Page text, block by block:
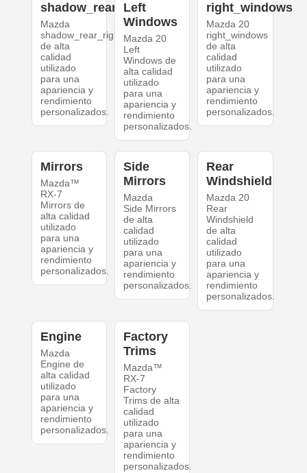
shadow_rear_right
Mazda
shadow_rear_right
de alta
calidad
utilizado
para una
apariencia y
rendimiento
personalizados.
Left
Windows
Mazda 20
Left
Windows de
alta calidad
utilizado
para una
apariencia y
rendimiento
personalizados.
right_windows
Mazda 20
right_windows
de alta
calidad
utilizado
para una
apariencia y
rendimiento
personalizados.
Mirrors
Mazda™
RX-7
Mirrors de
alta calidad
utilizado
para una
apariencia y
rendimiento
personalizados.
Side
Mirrors
Mazda
Side Mirrors
de alta
calidad
utilizado
para una
apariencia y
rendimiento
personalizados.
Rear
Windshield
Mazda 20
Rear
Windshield
de alta
calidad
utilizado
para una
apariencia y
rendimiento
personalizados.
Engine
Mazda
Engine de
alta calidad
utilizado
para una
apariencia y
rendimiento
personalizados.
Factory
Trims
Mazda™
RX-7
Factory
Trims de alta
calidad
utilizado
para una
apariencia y
rendimiento
personalizados.